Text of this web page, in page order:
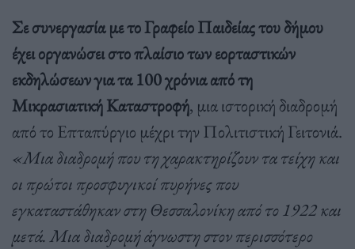
Σε συνεργασία με το Γραφείο Παιδείας του δήμου
έχει οργανώσει στο πλαίσιο των εορταστικών
εκδηλώσεων για τα 100 χρόνια από τη
Μικρασιατική Καταστροφή, μια ιστορική διαδρομή
από το Επταπύργιο μέχρι την Πολιτιστική Γειτονιά.
«Μια διαδρομή που τη χαρακτηρίζουν τα τείχη και
οι πρώτοι προσφυγικοί πυρήνες που
εγκαταστάθηκαν στη Θεσσαλονίκη από το 1922 και
μετά. Μια διαδρομή άγνωστη στον περισσότερο